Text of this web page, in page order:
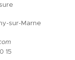
sur-Marne
15